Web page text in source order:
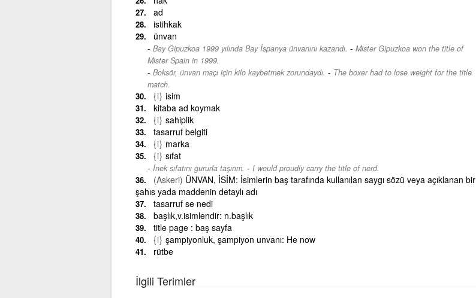
ad
istihkak
ünvan
Bay Gipuzkoa 1999 yılında Bay İspanya ünvanını kazandı. - Mister Gipuzkoa won the title of
Mister Spain in 1999.
Boksör, ünvan maçı için kilo kaybetmek zorundaydı. - The boxer had to lose weight for the title
match.
{i} isim
kitaba ad koymak
{i} sahiplik
tasarruf belgiti
{i} marka
{i} sıfat
İnek sıfatını gururla taşırım. - I would proudly carry the title of nerd.
(Askeri) ÜNVAN, İSİM: İsimlerin baş tarafında kullanılan saygı sözü veya açıklanan bir
şahıs yada maddenin detaylı adı
tasarruf se nedi
başlık,v.isimlendir: n.başlık
title page : baş sayfa
{i} şampiyonluk, şampiyon unvanı: He now
rütbe
İlgili Terimler